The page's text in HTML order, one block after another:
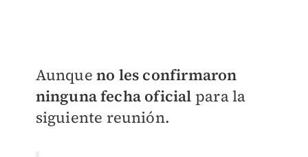
Aunque no les confirmaron
ninguna fecha oficial para la
siguiente reunión.